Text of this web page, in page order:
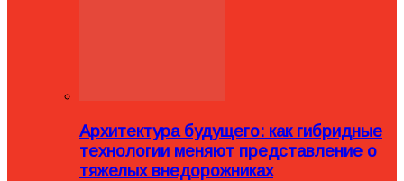
Архитектура будущего: как гибридные
технологии меняют представление о
тяжелых внедорожниках